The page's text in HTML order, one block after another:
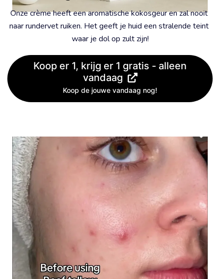
Onze crème heeft een aromatische kokosgeur en zal nooit
naar rundervet ruiken. Het geeft je huid een stralende teint
waar je dol op zult zijn!
Koop er 1, krijg er 1 gratis - alleen
vandaag
Koop de jouwe vandaag nog!